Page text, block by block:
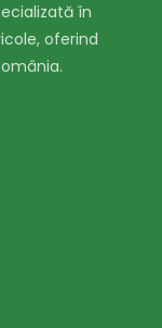
în
oferind